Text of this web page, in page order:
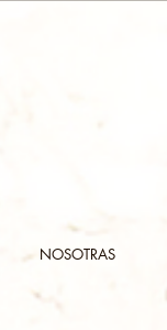
NOSOTRAS